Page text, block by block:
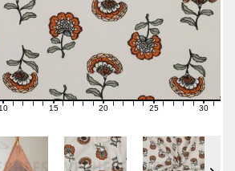
11121314 15161718192021222324252627282930 31